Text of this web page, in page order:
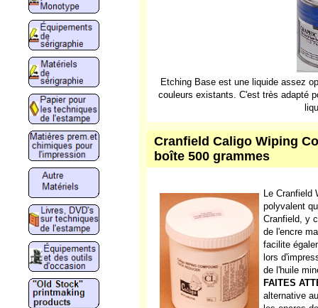
Etching Base est une liquide assez
couleurs existants. C'est très adapté
Cranfield Caligo Wiping
Le Cranfield
polyvalent
Cranfield, y
de l'encre
facilite
lors
de l'huile
FAITES